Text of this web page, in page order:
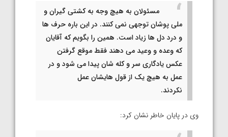
مسئولان به هیچ وجه به کشتی گیران و
ملی پوشان توجهی نمی کنند. در این باره حرف ها
و درد دل ها زیاد است. همین را بگویم که آقایان
که وعده و وعید می دهند فقط موقع گرفتن
عکس یادگاری سر و کله شان پیدا می شود و در
عمل به هیچ یک از قول هایشان عمل
نکردند.
وی در پایان خاطر نشان کرد: